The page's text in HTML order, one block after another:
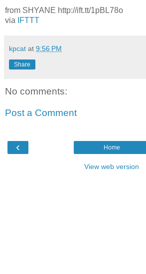
from SHYANE http://ift.tt/1pBL78o
via
IFTTT
kpcat at 9:56 PM
Share
No comments:
Post a Comment
‹ Home
View web version